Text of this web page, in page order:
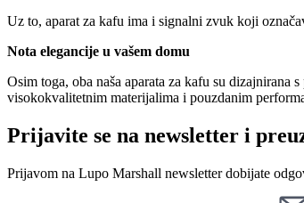
Uz to, aparat za kafu ima i signalni zvuk koji
Nota elegancije u vašem domu
Osim toga, oba naša aparata za kafu su
visokokvalitetnim materijalima i pouzdanim
Prijavite se na newsletter i
Prijavom na Lupo Marshall newsletter dobijate